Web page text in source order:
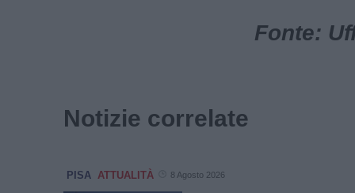
Fonte:
Notizie correlate
PISA ATTUALITÀ 8 Agosto 2026